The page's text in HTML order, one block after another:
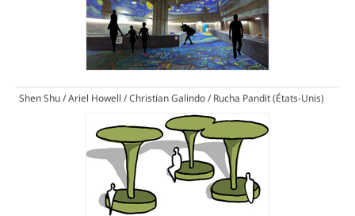
Shen Shu / Ariel Howell / Christian Galindo / Rucha Pandit (États-Unis)